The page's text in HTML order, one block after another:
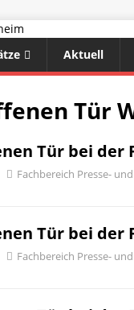
Aktuell
Tür
Tür bei
Fachbereich Presse-
Tür bei
Fachbereich Presse-